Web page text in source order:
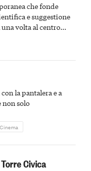
che fonde
e suggestione
volta al centro
passato astigiano
la pantalera e a
non solo
Civica